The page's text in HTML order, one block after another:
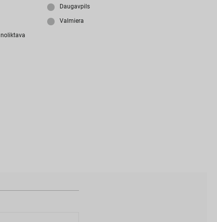
Daugavpils
Valmiera
no i ktava